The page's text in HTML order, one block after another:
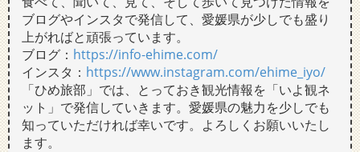
ブログやインスタで発信して、愛媛県が少しでも盛り
上がればと頑張っています。
ブログ： https://info-ehime.com/
インスタ： https://www.instagram.com/ehime_iyo/
「ひめ旅部」では、とっておき観光情報を「いよ観ネ
ット」で発信していきます。愛媛県の魅力を少しでも
知っていただければ幸いです。よろしくお願いいたし
ます。